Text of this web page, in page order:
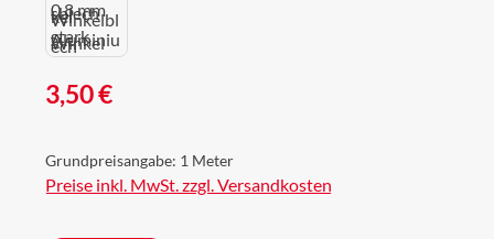
Regulärer Preis:
3,50 €
Grundpreisangabe: 1 Meter
Preise inkl. MwSt. zzgl. Versandkosten